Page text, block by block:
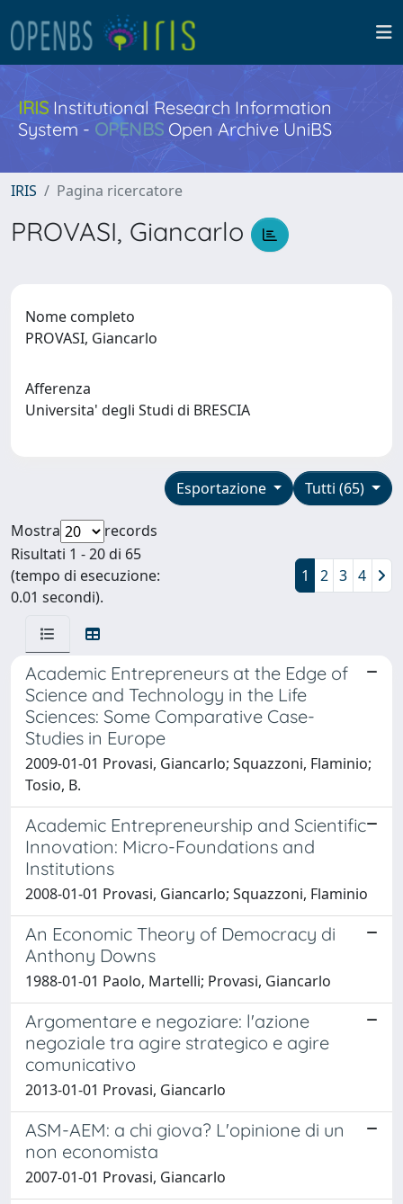
IRISInstitutional Research Information
System - OPENBS Open Archive UniBS
IRIS Pagina ricercatore
PROVASI, Giancarlo
Nome completo
PROVASI, Giancarlo
Afferenza
Universita' degli Studi di BRESCIA
Tutti (65)
Esportazione
Mostra
records
Risultati 1 - 20 di 65
(tempo di esecuzione:
0.01 secondi).
1 2 3 4
Academic Entrepreneurs at the Edge of
Science and Technology in the Life
Sciences: Some Comparative Case-
Studies in Europe
2009-01-01 Provasi, Giancarlo; Squazzoni, Flaminio;
Tosio, B.
Academic Entrepreneurship and Scientific
Innovation: Micro-Foundations and
Institutions
2008-01-01 Provasi, Giancarlo; Squazzoni, Flaminio
An Economic Theory of Democracy di
Anthony Downs
1988-01-01 Paolo, Martelli; Provasi, Giancarlo
Argomentare e negoziare: l'azione
negoziale tra agire strategico e agire
comunicativo
2013-01-01 Provasi, Giancarlo
ASM-AEM: a chi giova? L'opinione di un
non economista
2007-01-01 Provasi, Giancarlo